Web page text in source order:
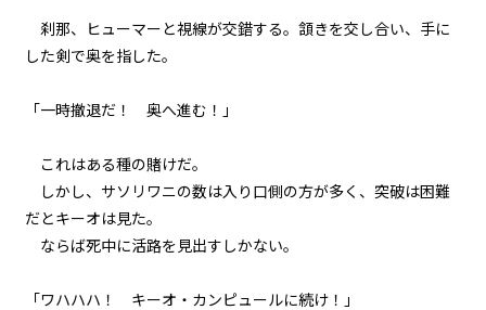
第九話 大軍議（後編）
二章 【マモのグルメ】と迷宮攻略
大作戦
刹那、ヒューマーと視線が交錯する。頷きを交し合い、手に
した剣で奥を指した。
「一時撤退だ！ 奥へ進む！」
これはある種の賭けだ。
しかし、サソリワニの数は入り口側の方が多く、突破は困難
だとキーオは見た。
ならば死中に活路を見出すしかない。
「ワハハハ！ キーオ・カンピュールに続け！」